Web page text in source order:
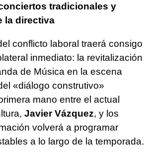
tradicionales y
la directiva
conflicto laboral traerá consigo
inmediato: la revitalización
de Música en la escena
«diálogo construtivo»
mano entre el actual
Javier Vázquez, y los
volverá a programar
a lo largo de la temporada.